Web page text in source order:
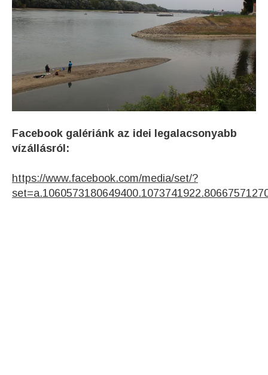
Facebook galériánk az idei legalacsonyabb
vízállásról:
https://www.facebook.com/media/set/?